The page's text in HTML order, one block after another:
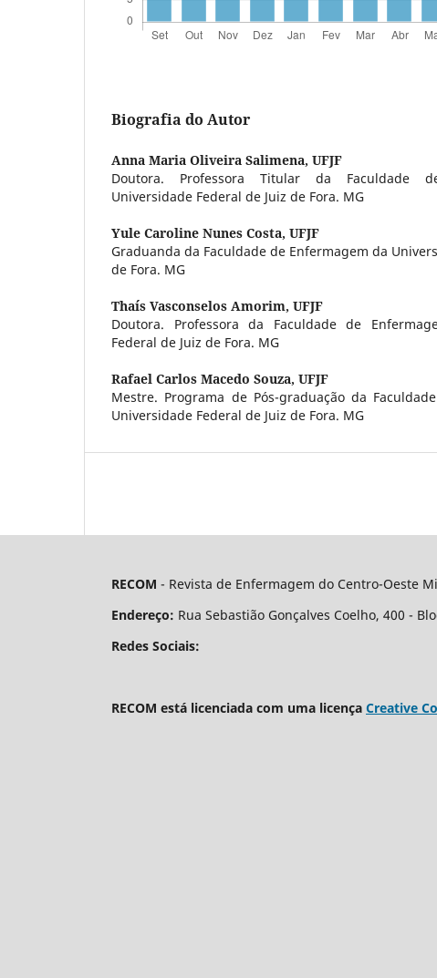
Biografia do Autor
Anna Maria Oliveira Salimena, UFJF
Doutora. Professora Titular da Faculdade
Universidade Federal de Juiz de Fora. MG
Yule Caroline Nunes Costa, UFJF
Graduanda da Faculdade de Enfermagem da
de Fora. MG
Thaís Vasconselos Amorim, UFJF
Doutora. Professora da Faculdade de
Federal de Juiz de Fora. MG
Rafael Carlos Macedo Souza, UFJF
Mestre. Programa de Pós-graduação da
Universidade Federal de Juiz de Fora. MG
RECOM - Revista de Enfermagem do Centro-Oeste
Endereço: Rua Sebastião Gonçalves Coelho, 400 -
Redes Sociais:
RECOM está licenciada com uma licença Creative